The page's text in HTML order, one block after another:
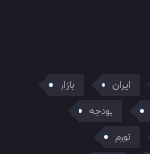
ایران
بازار
بودجه
تورم